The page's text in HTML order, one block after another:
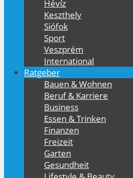
Hévíz
Keszthely
Siófok
Sport
Veszprém
International
Ratgeber
Bauen & Wohnen
Beruf & Karriere
Business
Essen & Trinken
Finanzen
Freizeit
Garten
Gesundheit